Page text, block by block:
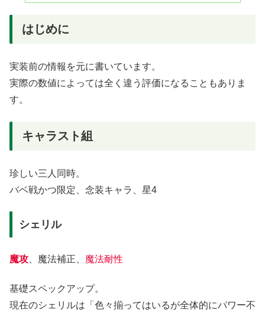
はじめに
実装前の情報を元に書いています。
実際の数値によっては全く違う評価になることもありま
す。
キャラスト組
珍しい三人同時。
バベ戦かつ限定、念装キャラ、星4
シェリル
魔攻 、魔法補正、 魔法耐性
基礎スペックアップ。
現在のシェリルは「色々揃ってはいるが全体的にパワー不